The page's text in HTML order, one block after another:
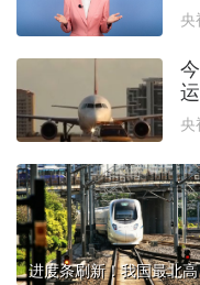
央
央
进度条